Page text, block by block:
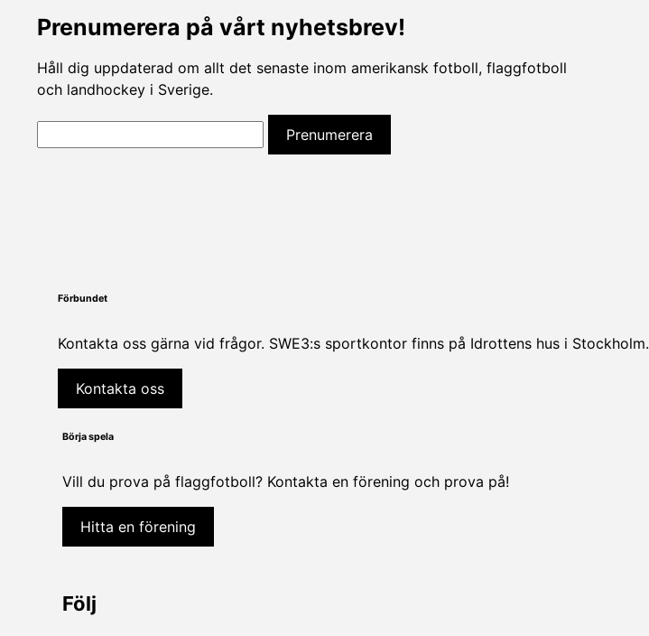
Prenumerera på vårt nyhetsbrev!
Håll dig uppdaterad om allt det senaste inom amerikansk fotboll, flaggfotboll
och landhockey i Sverige.
Förbundet
Kontakta oss gärna vid frågor. SWE3:s sportkontor finns på Idrottens hus i Stockholm.
Kontakta oss
Börja spela
Vill du prova på flaggfotboll? Kontakta en förening och prova på!
Hitta en förening
Följ